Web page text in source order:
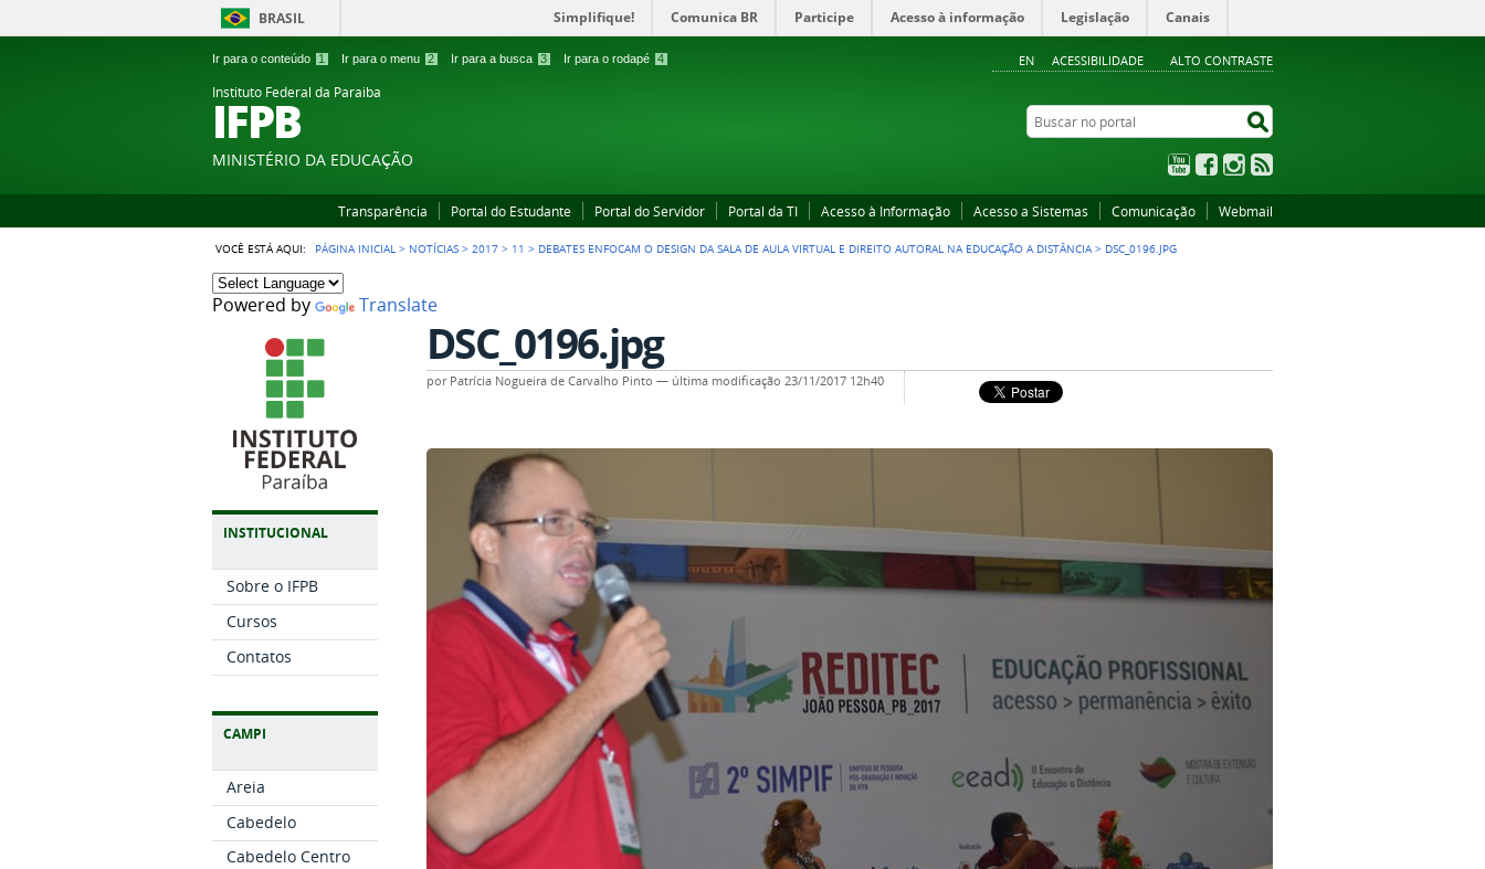
BRASIL Simplifique! Comunica BR Participe Acesso à informação Legislação Canais
Ir para o conteúdo 1 Ir para o menu 2 Ir para a busca 3 Ir para o rodapé 4 EN ACESSIBILIDADE ALTO CONTRASTE
Instituto Federal da Paraiba
IFPB
MINISTÉRIO DA EDUCAÇÃO
Buscar no portal
YouTubeFacebookInstagram
Transparência Portal do Estudante Portal do Servidor Portal da TI Acesso à Informação Acesso a Sistemas Comunicação Webmail
VOCÊ ESTÁ AQUI: PÁGINA INICIAL > NOTÍCIAS >2017 > 11 > DEBATES ENFOCAM O DESIGN DA SALA DE AULA VIRTUAL E DIREITO AUTORAL NA EDUCAÇÃO A DISTÂNCIA > DSC_0196.JPG
Powered by Translate
INSTITUCIONAL
Sobre o IFPB
Cursos
Contatos
CAMPI
Areia
Cabedelo
Cabedelo Centro
DSC_0196.jpg
por Patrícia Nogueira de Carvalho Pinto — última modificação 23/11/2017 12h40